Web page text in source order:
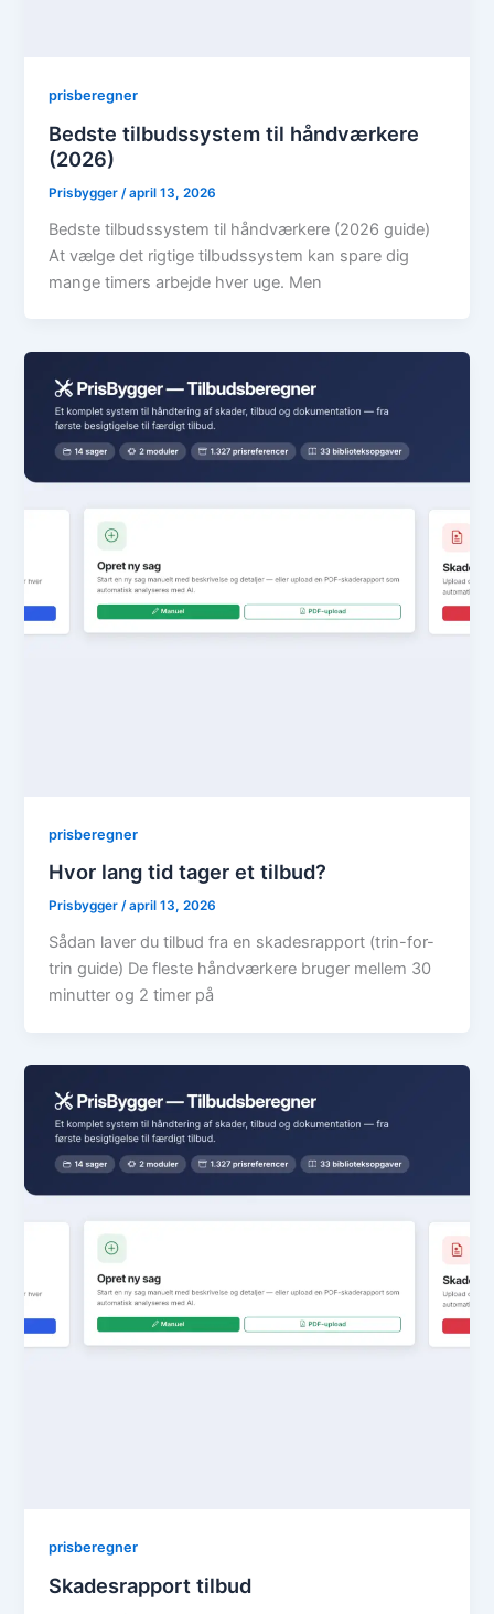
prisberegner
Bedste tilbudssystem til håndværkere
(2026)
Prisbygger /april 13, 2026
Bedste tilbudssystem til håndværkere (2026 guide)
At vælge det rigtige tilbudssystem kan spare dig
mange timers arbejde hver uge. Men
prisberegner
Hvor lang tid tager et tilbud?
Prisbygger/april 13, 2026
Sådan laver du tilbud fra en skadesrapport (trin-for-
trin guide) De fleste håndværkere bruger mellem 30
minutter og 2 timer på
prisberegner
Skadesrapport tilbud